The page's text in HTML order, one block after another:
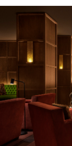
周一至周二
周三至周四
(早
周日